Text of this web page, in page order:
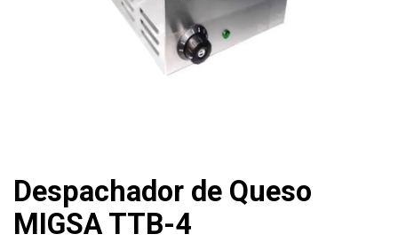
Despachador de Queso
MIGSA TTB-4